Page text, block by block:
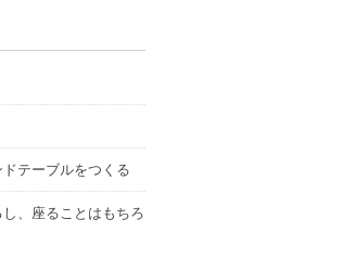
ドテーブルをつくる
、座ることはもちろ